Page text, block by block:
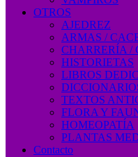
OTROS
AJEDREZ
ARMAS /
CHARRERÍA /
HISTORIETAS
LIBROS
TEXTOS
FLORA Y
HOMEOPATÍA
PLANTAS
Contacto